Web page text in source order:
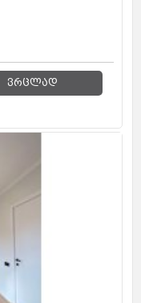
ვრცლად